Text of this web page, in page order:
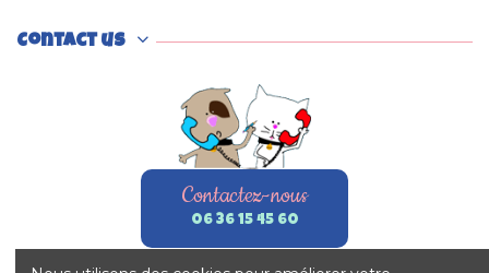
Contact us
Contactez-nous
06 36 15 45 60